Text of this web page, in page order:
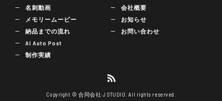
名刺動画
メモリームービー
納品までの流れ
AI Auto Post
制作実績
会社概要
お知らせ
お問い合わせ
Copyright © 合同会社 J STUDIO. All rights reserved.